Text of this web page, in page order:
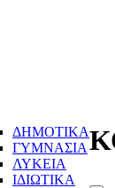
ΔΗΜΟΤΙΚΑ
ΓΥΜΝΑΣΙΑ
ΛΥΚΕΙΑ
ΙΔΙΩΤΙΚΑ